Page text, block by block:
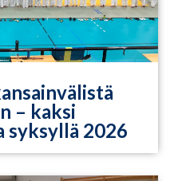
– kaksi
syksyllä 2026